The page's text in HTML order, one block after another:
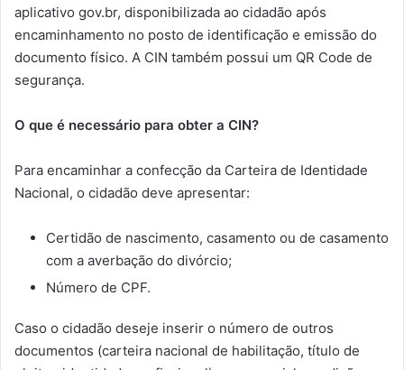
aplicativo gov.br, disponibilizada ao cidadão após
encaminhamento no posto de identificação e emissão do
documento físico. A CIN também possui um QR Code de
segurança.
O que é necessário para obter a CIN?
Para encaminhar a confecção da Carteira de Identidade
Nacional, o cidadão deve apresentar:
Certidão de nascimento, casamento ou de casamento
com a averbação do divórcio;
Número de CPF.
Caso o cidadão deseje inserir o número de outros
documentos (carteira nacional de habilitação, título de